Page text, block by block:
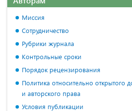
Миссия
Сотрудничество
Рубрики журнала
Контрольные сроки
Порядок рецензирования
Политика относительно открытого
и авторского права
Условия публикации